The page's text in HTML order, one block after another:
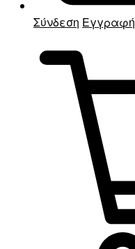
Σύνδεση Εγγραφή